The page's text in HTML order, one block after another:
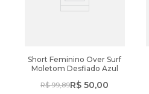
Short Feminino Over Surf
Moletom Desfiado Azul
R$ 99,89R$ 50,00